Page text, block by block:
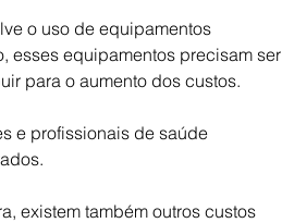
o uso de equipamentos
esses equipamentos precisam ser
para o aumento dos custos.
e profissionais de saúde
existem também outros custos